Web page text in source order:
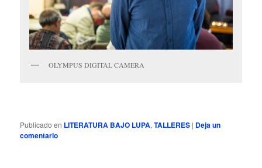
OLYMPUS DIGITAL CAMERA
Publicado en LITERATURA BAJO LUPA,TALLERES | Deja un
comentario